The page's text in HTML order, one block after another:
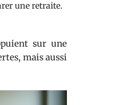
une retraite.
sur une
mais aussi